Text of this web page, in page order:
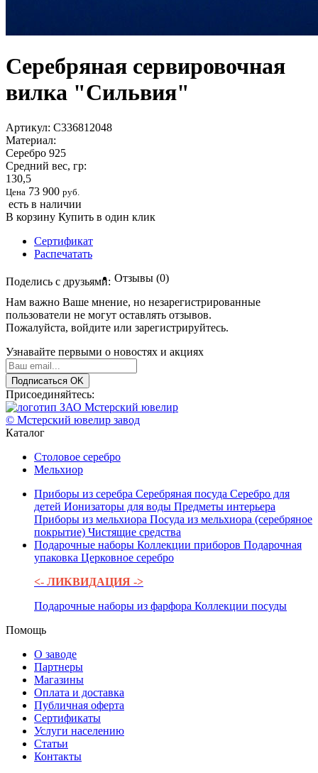
Серебряная сервировочная
вилка "Сильвия"
Артикул: С336812048
Материал:
Серебро 925
Средний вес, гр:
130,5
Цена 73 900 руб.
есть в наличии
В корзину Купить в один клик
Сертификат
Распечатать
Поделись с друзьями: Отзывы (0)
Нам важно Ваше мнение, но незарегистрированные
пользователи не могут оставлять отзывов.
Пожалуйста, войдите или зарегистрируйтесь.
Узнавайте первыми о новостях и акциях
Подписаться OK
Присоединяйтесь:
© Мстерский ювелир завод
Каталог
Столовое серебро
Мельхиор
Приборы из серебра Серебряная посуда Серебро для
детей Ионизаторы для воды Предметы интерьера
Приборы из мельхиора Посуда из мельхиора (серебряное
покрытие) Чистящие средства
Подарочные наборы Коллекции приборов Подарочная
упаковка Церковное серебро
<- ЛИКВИДАЦИЯ ->
Подарочные наборы из фарфора Коллекции посуды
Помощь
О заводе
Партнеры
Магазины
Оплата и доставка
Публичная оферта
Сертификаты
Услуги населению
Статьи
Контакты